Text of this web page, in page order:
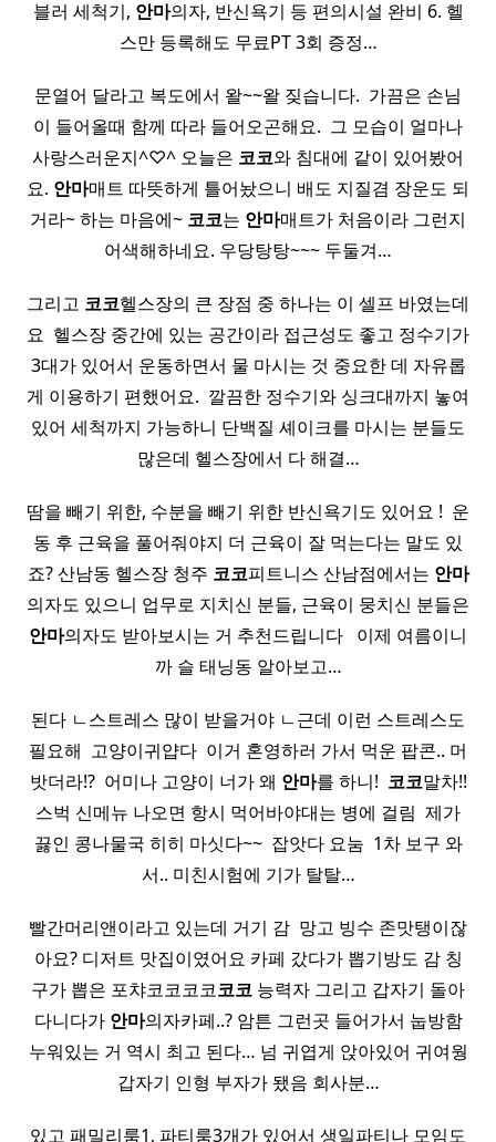
블러 세척기, 안마의자, 반신욕기 등 편의시설 완비 6. 헬
스만 등록해도 무료PT 3회 증정…
문열어 달라고 복도에서 왈~~왈 짖습니다. ​ 가끔은 손님
이 들어올때 함께 따라 들어오곤해요. ​ 그 모습이 얼마나
사랑스러운지^♡^ 오늘은 코코와 침대에 같이 있어봤어
요. 안마매트 따뜻하게 틀어놨으니 배도 지질겸 장운도 되
거라~ 하는 마음에~ 코코는 안마매트가 처음이라 그런지
어색해하네요. 우당탕탕~~~ 두둘겨…
그리고 코코헬스장의 큰 장점 중 하나는 이 셀프 바였는데
요 ​ 헬스장 중간에 있는 공간이라 접근성도 좋고 정수기가
3대가 있어서 운동하면서 물 마시는 것 중요한 데 자유롭
게 이용하기 편했어요. ​ 깔끔한 정수기와 싱크대까지 놓여
있어 세척까지 가능하니 단백질 셰이크를 마시는 분들도
많은데 헬스장에서 다 해결…
땀을 빼기 위한, 수분을 빼기 위한 반신욕기도 있어요 ! ​ 운
동 후 근육을 풀어줘야지 더 근육이 잘 먹는다는 말도 있
죠? 산남동 헬스장 청주 코코피트니스 산남점에서는 안마
의자도 있으니 업무로 지치신 분들, 근육이 뭉치신 분들은
안마의자도 받아보시는 거 추천드립니다 ​ ​ 이제 여름이니
까 슬 태닝동 알아보고…
된다 ㄴ스트레스 많이 받을거야 ㄴ근데 이런 스트레스도
필요해 ​ 고양이귀얍다 ​ 이거 혼영하러 가서 먹운 팝콘.. 머
밧더라!? ​ 어미나 고양이 너가 왜 안마를 하니! ​ 코코말차!!
스벅 신메뉴 나오면 항시 먹어바야대는 병에 걸림 ​ 제가
끓인 콩나물국 히히 마싯다~~ ​ 잡앗다 요눔 ​ 1차 보구 와
서.. 미친시험에 기가 탈탈…
빨간머리앤이라고 있는데 거기 감 ​ 망고 빙수 존맛탱이잖
아요? 디저트 맛집이였어요 카페 갔다가 뽑기방도 감 칭
구가 뽑은 포챠코코코코코코 능력자 그리고 갑자기 돌아
다니다가 안마의자카페..? 암튼 그런곳 들어가서 눕방함
누워있는 거 역시 최고 된다… 넘 귀엽게 앉아있어 귀여웡
갑자기 인형 부자가 됐음 회사분…
있고 패밀리룸1, 파티룸3개가 있어서 생일파티나 모임도